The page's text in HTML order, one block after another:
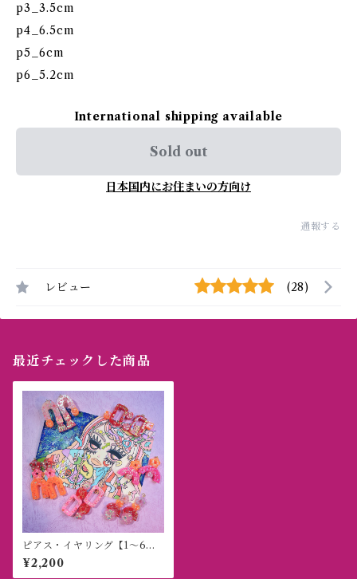
p3_3.5cm
p4_6.5cm
p5_6cm
p6_5.2cm
International shipping available
Sold out
日本国内にお住まいの方向け
通報する
レビュー (28)
最近チェックした商品
ピアス・イヤリング【1〜6】
紫桃
¥2,200